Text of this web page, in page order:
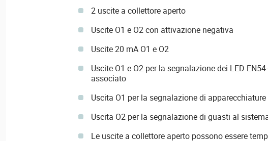
2 uscite a collettore aperto
Uscite O1 e O2 con attivazione negativa
Uscite 20 mA O1 e O2
Uscite O1 e O2 per la segnalazione dei LED
associato
Uscita O1 per la segnalazione di
Uscita O2 per la segnalazione di guasti al
Le uscite a collettore aperto possono essere